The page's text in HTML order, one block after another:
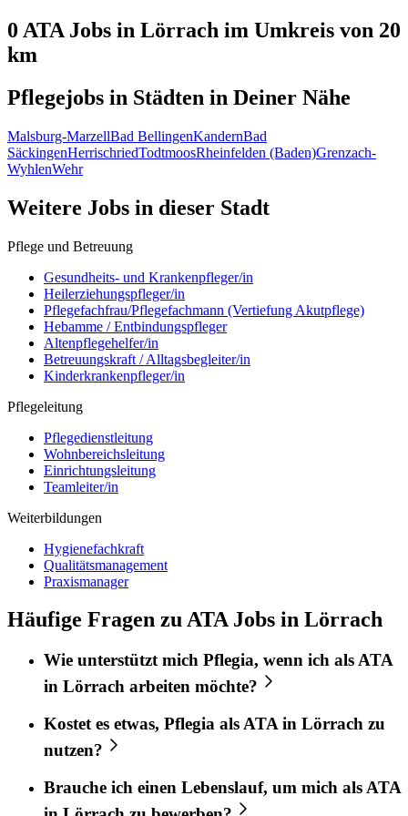
0 ATA Jobs in Lörrach im Umkreis von 20
km
Pflegejobs in Städten in Deiner Nähe
Malsburg-MarzellBad BellingenKandernBad
SäckingenHerrischriedTodtmoosRheinfelden (Baden)Grenzach-
WyhlenWehr
Weitere Jobs in dieser Stadt
Pflege und Betreuung
Gesundheits- und Krankenpfleger/in
Heilerziehungspfleger/in
Pflegefachfrau/Pflegefachmann (Vertiefung Akutpflege)
Hebamme / Entbindungspfleger
Altenpflegehelfer/in
Betreuungskraft / Alltagsbegleiter/in
Kinderkrankenpfleger/in
Pflegeleitung
Pflegedienstleitung
Wohnbereichsleitung
Einrichtungsleitung
Teamleiter/in
Weiterbildungen
Hygienefachkraft
Qualitätsmanagement
Praxismanager
Häufige Fragen zu ATA Jobs in Lörrach
Wie unterstützt mich Pflegia, wenn ich alsATA
in Lörrach arbeiten möchte?
Kostet es etwas, Pflegia als ATA in Lörrach zu
nutzen?
Brauche ich einen Lebenslauf, um mich als ATA